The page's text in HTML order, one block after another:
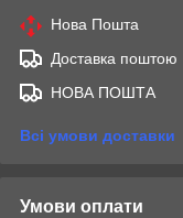
Нова Пошта
Доставка поштою
НОВА ПОШТА
Всі умови доставки
Умови оплати